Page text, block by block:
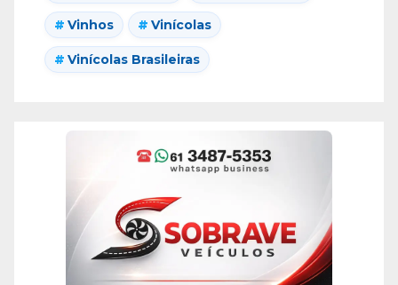
Vinhos Vinícolas
Vinícolas Brasileiras